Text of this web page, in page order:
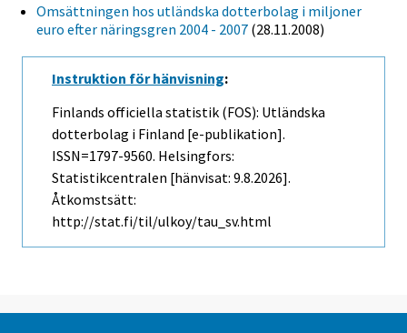
Omsättningen hos utländska dotterbolag i miljoner
euro efter näringsgren 2004 - 2007 (28.11.2008)
Instruktion för hänvisning:
Finlands officiella statistik (FOS): Utländska
dotterbolag i Finland [e-publikation].
ISSN=1797-9560. Helsingfors:
Statistikcentralen [hänvisat: 9.8.2026].
Åtkomstsätt:
http://stat.fi/til/ulkoy/tau_sv.html